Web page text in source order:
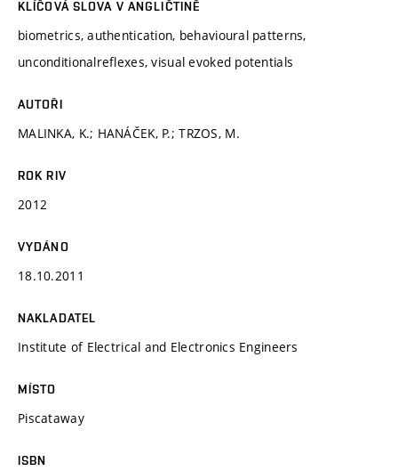
KLÍČOVÁ SLOVA V ANGLIČTINĚ
biometrics, authentication, behavioural patterns,
unconditionalreflexes, visual evoked potentials
AUTOŘI
MALINKA, K.; HANÁČEK, P.; TRZOS, M.
ROK RIV
2012
VYDÁNO
18.10.2011
NAKLADATEL
Institute of Electrical and Electronics Engineers
MÍSTO
Piscataway
ISBN